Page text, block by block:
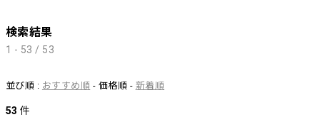
検索結果
1 - 53 / 53
並び順 : おすすめ順 - 価格順 - 新着順
53 件